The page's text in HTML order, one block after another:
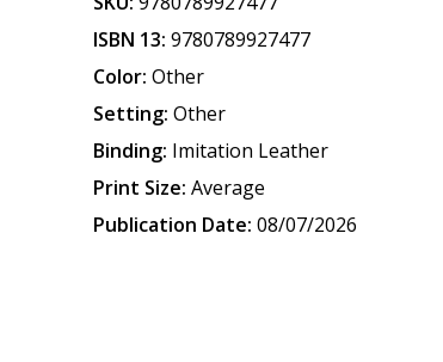
ISBN 13: 9780789927477
Color: Other
Setting: Other
Binding: Imitation Leather
Print Size: Average
Publication Date: 08/07/2026